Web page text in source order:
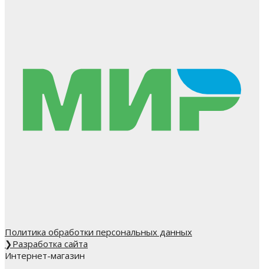
Политика обработки персональных данных
❯Разработка сайта
Интернет-магазин